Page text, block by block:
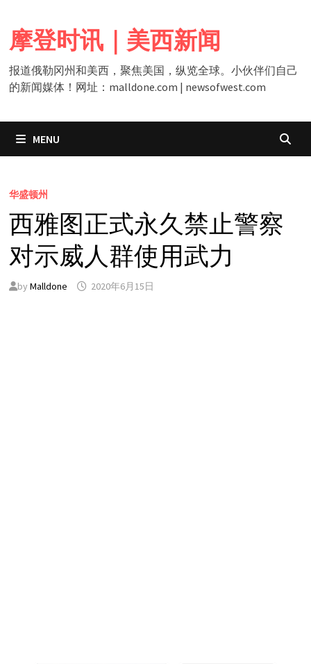
content
摩登时讯｜美西新闻
报道俄勒冈州和美西，聚焦美国，纵览全球。小伙伴们自己
的新闻媒体！网址：malldone.com | newsofwest.com
MENU
华盛顿州
西雅图正式永久禁止警察
对示威人群使用武力
by Malldone 2020年6月15日